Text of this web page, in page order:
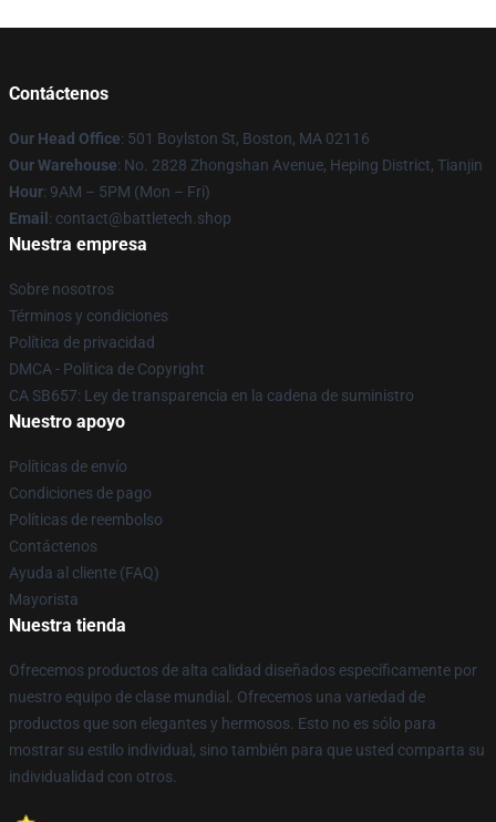
Contáctenos
Our Head Office: 501 Boylston St, Boston, MA 02116
Our Warehouse: No. 2828 Zhongshan Avenue, Heping District, Tianjin
Hour: 9AM – 5PM (Mon – Fri)
Email : contact@battletech.shop
Nuestra empresa
Sobre nosotros
Términos y condiciones
Política de privacidad
DMCA - Política de Copyright
CA SB657: Ley de transparencia en la cadena de suministro
Nuestro apoyo
Políticas de envío
Condiciones de pago
Políticas de reembolso
Contáctenos
Ayuda al cliente (FAQ)
Mayorista
Nuestra tienda
Ofrecemos productos de alta calidad diseñados específicamente por
nuestro equipo de clase mundial. Ofrecemos una variedad de
productos que son elegantes y hermosos. Esto no es sólo para
mostrar su estilo individual, sino también para que usted comparta su
individualidad con otros.